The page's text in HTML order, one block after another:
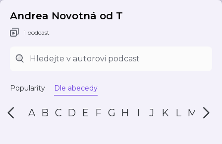
Andrea Novotná od T
1 podcast
Popularity Dle abecedy
A B C D E F G H I J K L M N